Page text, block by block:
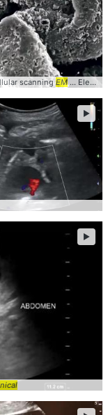
clinicalscanningEM... ElectronMicroscopy #SEM #
►
►